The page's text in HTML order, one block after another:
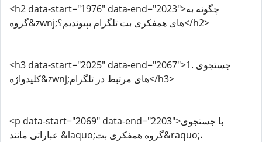
<h2 data-start="1976" data-end="2023">چگونه به
گروه&zwnj;های همفکری بت تلگرام بپیوندیم؟</h2>
<h3 data-start="2025" data-end="2067">1. جستجوی
کلیدواژه&zwnj;های مرتبط در تلگرام</h3>
<p data-start="2069" data-end="2203">با جستجوی
عباراتی مانند &laquo;گروه همفکری بت&raquo;،